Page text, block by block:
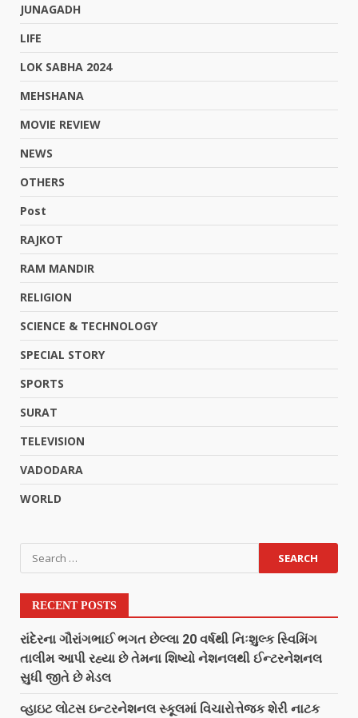
JUNAGADH
LIFE
LOK SABHA 2024
MEHSHANA
MOVIE REVIEW
NEWS
OTHERS
Post
RAJKOT
RAM MANDIR
RELIGION
SCIENCE & TECHNOLOGY
SPECIAL STORY
SPORTS
SURAT
TELEVISION
VADODARA
WORLD
RECENT POSTS
રાંદેરના ગૌરાંગભાઈ ભગત છેલ્લા 20 વર્ષથી નિઃશુલ્ક સ્વિમિંગ
તાલીમ આપી રહ્યા છે તેમના શિષ્યો નેશનલથી ઈન્ટરનેશનલ
સુધી જીતે છે મેડલ
વ્હાઇટ લોટસ ઇન્ટરનેશનલ સ્કૂલમાં વિચારોત્તેજક શેરી નાટક